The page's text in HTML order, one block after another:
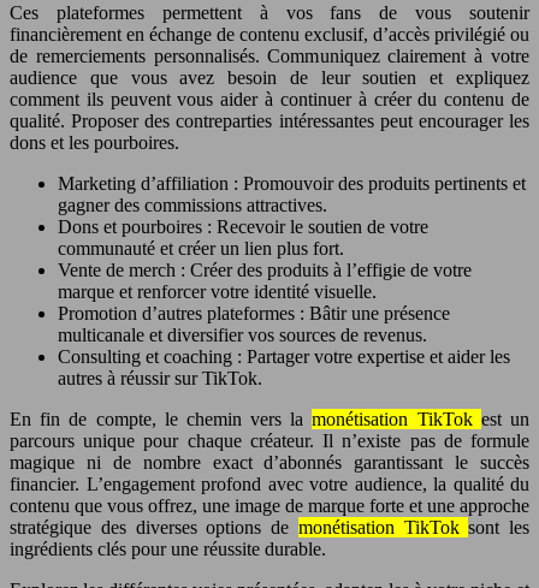
Ces plateformes permettent à vos fans de vous soutenir
financièrement en échange de contenu exclusif, d’accès privilégié ou
de remerciements personnalisés. Communiquez clairement à votre
audience que vous avez besoin de leur soutien et expliquez
comment ils peuvent vous aider à continuer à créer du contenu de
qualité. Proposer des contreparties intéressantes peut encourager les
dons et les pourboires.
Marketing d’affiliation : Promouvoir des produits pertinents et
gagner des commissions attractives.
Dons et pourboires : Recevoir le soutien de votre
communauté et créer un lien plus fort.
Vente de merch : Créer des produits à l’effigie de votre
marque et renforcer votre identité visuelle.
Promotion d’autres plateformes : Bâtir une présence
multicanale et diversifier vos sources de revenus.
Consulting et coaching : Partager votre expertise et aider les
autres à réussir sur TikTok.
En fin de compte, le chemin vers lamonétisation TikTok est un
parcours unique pour chaque créateur. Il n’existe pas de formule
magique ni de nombre exact d’abonnés garantissant le succès
financier. L’engagement profond avec votre audience, la qualité du
contenu que vous offrez, une image de marque forte et une approche
stratégique des diverses options de monétisation TikToksont les
ingrédients clés pour une réussite durable.